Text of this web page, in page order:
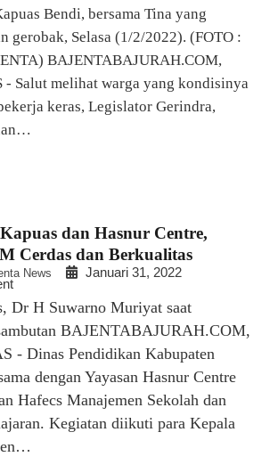
Bendi, bersama Tina yang
gerobak, Selasa (1/2/2022). (FOTO :
BAJENTABAJURAH.COM,
Salut melihat warga yang kondisinya
keras, Legislator Gerindra,
dan Hasnur Centre,
Cerdas dan Berkualitas
News Januari 31, 2022
Dr H Suwarno Muriyat saat
BAJENTABAJURAH.COM,
- Dinas Pendidikan Kabupaten
dengan Yayasan Hasnur Centre
Hafecs Manajemen Sekolah dan
Kegiatan diikuti para Kepala